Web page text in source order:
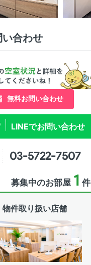
い合わせ
無料お問い合わせ
LINEでお問い合わせ
03-5722-7507
募集中のお部屋 1 件
物件取り扱い店舗